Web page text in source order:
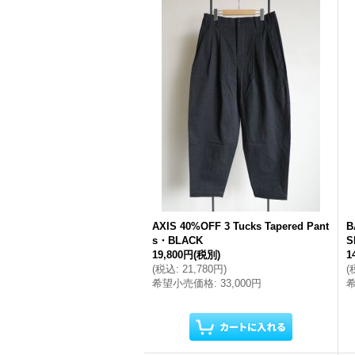
AXIS 40%OFF 3 Tucks Tapered Pant
s・BLACK
19,800円(税別)
(税込: 21,780円)
希望小売価格: 33,000円
(